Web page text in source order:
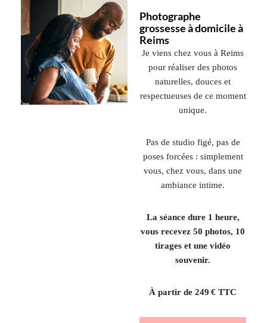
Photographe
grossesse à domicile à
Reims
Je viens chez vous à Reims
pour réaliser des photos
naturelles, douces et
respectueuses de ce moment
unique.
Pas de studio figé, pas de
poses forcées : simplement
vous, chez vous, dans une
ambiance intime.
La séance dure 1 heure,
vous recevez 50 photos, 10
tirages et une vidéo
souvenir.
À partir de 249 € TTC